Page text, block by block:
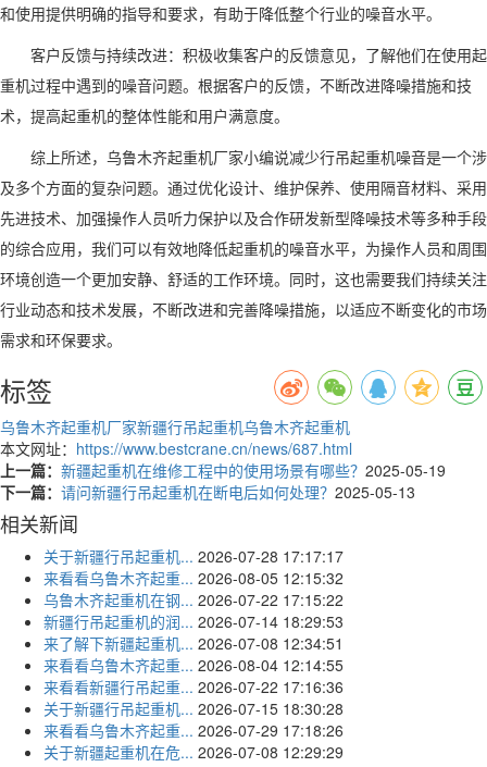
和使用提供明确的指导和要求，有助于降低整个行业的噪音水平。
客户反馈与持续改进：积极收集客户的反馈意见，了解他们在使用起
重机过程中遇到的噪音问题。根据客户的反馈，不断改进降噪措施和技
术，提高起重机的整体性能和用户满意度。
综上所述， 乌鲁木齐起重机厂家小编说减少行吊起重机噪音是一个涉
及多个方面的复杂问题。通过优化设计、维护保养、使用隔音材料、采用
先进技术、加强操作人员听力保护以及合作研发新型降噪技术等多种手段
的综合应用，我们可以有效地降低起重机的噪音水平，为操作人员和周围
环境创造一个更加安静、舒适的工作环境。同时，这也需要我们持续关注
行业动态和技术发展，不断改进和完善降噪措施，以适应不断变化的市场
需求和环保要求。
标签
乌鲁木齐起重机厂家新疆行吊起重机乌鲁木齐起重机
本文网址： https://www.bestcrane.cn/news/687.html
上一篇： 新疆起重机在维修工程中的使用场景有哪些？ 2025-05-19
下一篇： 请问新疆行吊起重机在断电后如何处理？ 2025-05-13
相关新闻
关于新疆行吊起重机... 2026-07-28 17:17:17
来看看乌鲁木齐起重... 2026-08-05 12:15:32
乌鲁木齐起重机在钢... 2026-07-22 17:15:22
新疆行吊起重机的润... 2026-07-14 18:29:53
来了解下新疆起重机... 2026-07-08 12:34:51
来看看乌鲁木齐起重... 2026-08-04 12:14:55
来看看新疆行吊起重... 2026-07-22 17:16:36
关于新疆行吊起重机... 2026-07-15 18:30:28
来看看乌鲁木齐起重... 2026-07-29 17:18:26
关于新疆起重机在危... 2026-07-08 12:29:29